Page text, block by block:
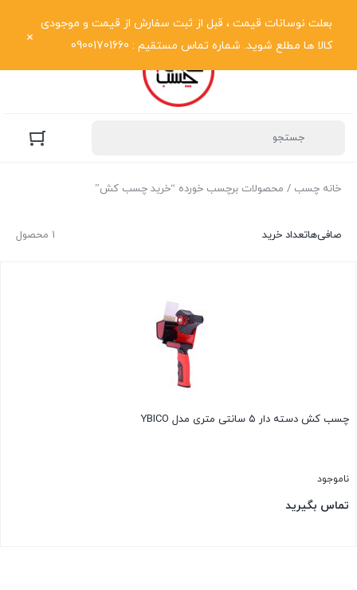
بعلت نوسانات قیمت ، قبل از ثبت سفارش از قیمت و موجودی
کالا ها مطلع شوید. شماره تماس مستقیم : 09001701660
خانه چسب / محصولات برچسب خورده “خرید چسب کش”
1 محصول صافی‌هاتعداد خرید
چسب کش دسته دار ۵ سانتی متری مدل YBICO
ناموجود
تماس بگیرید